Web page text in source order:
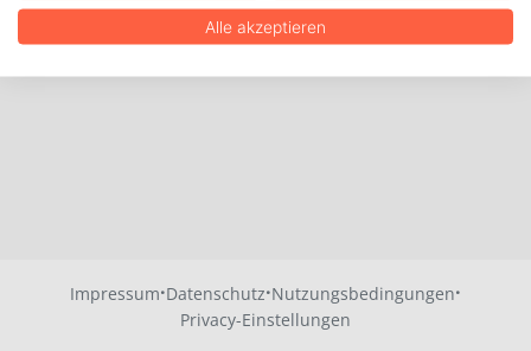
Impressum·Datenschutz·Nutzungsbedingungen·
Privacy-Einstellungen
Alle akzeptieren